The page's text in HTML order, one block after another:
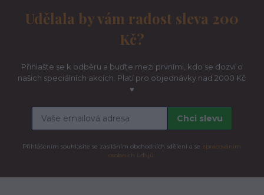
Udělala by vám radost sleva 200
Kč?
Přihlašte se k odběru a buďte mezi prvními, kdo se dozví o
našich speciálních akcích. Platí pro objednávky nad 2000 Kč
♥
Chci slevu
Přihlášením souhlasíte se zasíláním obchodních sdělení a se zpracováním
osobních údajů.